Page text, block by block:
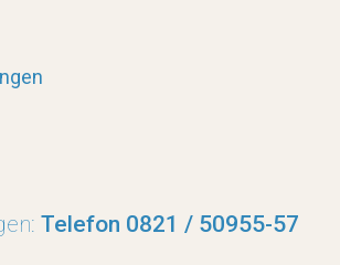
Telefon 0821 / 50955-57